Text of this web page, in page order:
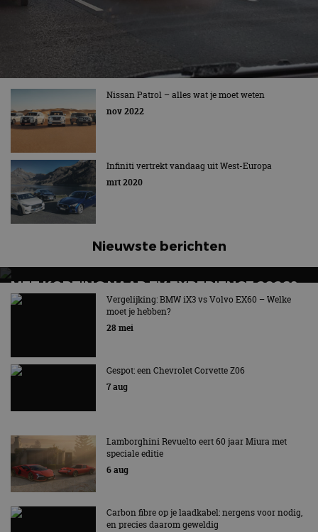
Nissan Patrol – alles wat je moet weten
nov 2022
Infiniti vertrekt vandaag uit West-Europa
mrt 2020
Nieuwste berichten
MET KORTING NAAR EV EXPERIENCE 2026?
AUTORAI REGELT HET!
EV Experience 2026 van 24 tot 26 september
Vergelijking: BMW iX3 vs Volvo EX60 – Welke
moet je hebben?
28 mei
Gespot: een Chevrolet Corvette Z06
7 aug
Lamborghini Revuelto eert 60 jaar Miura met
speciale editie
6 aug
Carbon fibre op je laadkabel: nergens voor nodig,
en precies daarom geweldig